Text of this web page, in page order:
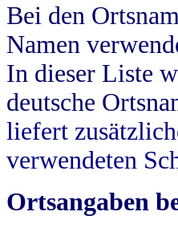
Bei den
Namen
In dieser Liste
deutsche
liefert
verwendeten
Ortsangaben